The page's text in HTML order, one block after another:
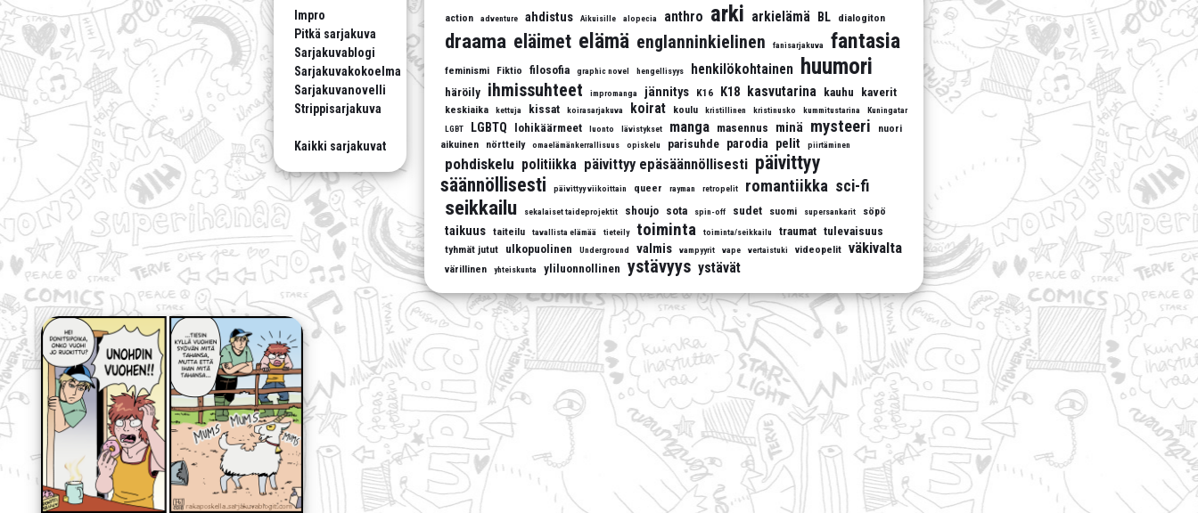
Impro
Pitkä sarjakuva
Sarjakuvablogi
Sarjakuvakokoelma
Sarjakuvanovelli
Strippisarjakuva
Kaikki sarjakuvat
action adventure ahdistus Aikuisille alopecia anthro arki arkielämä BL dialogiton
draama eläimet elämä englanninkielinen fanisarjakuva fantasia
feminismi Fiktio filosofia graphic novel hengellisyys henkilökohtainen huumori
häröily ihmissuhteet impromanga jännitys K16 K18 kasvutarina kauhu kaverit
keskiaika kettuja kissat koirasarjakuva koirat koulu kristillinen kristinusko kummitustarina
Kuningatar
LGBT
LGBTQ lohikäärmeet luonto lävistykset manga masennus minä mysteeri
nuori
aikuinen
nörtteily omaelämänkerrallisuus opiskelu parisuhde parodia pelit piirtäminen
pohdiskelu politiikka päivittyy epäsäännöllisesti päivittyy
säännöllisesti
päivittyy viikoittain queer rayman retropelit romantiikka sci-fi
seikkailu sekalaiset taideprojektit shoujo sota spin-off sudet suomi supersankarit söpö
taikuus taiteilu tavallista elämää tieteily toiminta toiminta/seikkailu traumat tulevaisuus
tyhmät jutut ulkopuolinen Underground valmis vampyyrit vape vertaistuki videopelit väkivalta
värillinen yhteiskunta yliluonnollinen ystävyys ystävät